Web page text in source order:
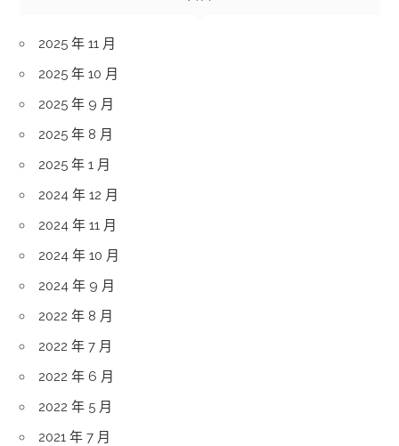
2025 年 11 月
2025 年 10 月
2025 年 9 月
2025 年 8 月
2025 年 1 月
2024 年 12 月
2024 年 11 月
2024 年 10 月
2024 年 9 月
2022 年 8 月
2022 年 7 月
2022 年 6 月
2022 年 5 月
2021 年 7 月